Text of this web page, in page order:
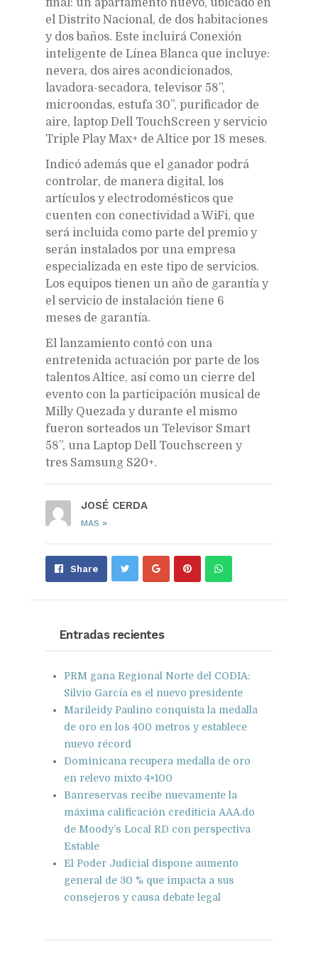
el Distrito Nacional, de dos habitaciones
y dos baños. Este incluirá Conexión
inteligente de Línea Blanca que incluye:
nevera, dos aires acondicionados,
lavadora-secadora, televisor 58”,
microondas, estufa 30”, purificador de
aire, laptop Dell TouchScreen y servicio
Triple Play Max+ de Altice por 18 meses.
Indicó además que el ganador podrá
controlar, de manera digital, los
artículos y electrodomésticos que
cuenten con conectividad a WiFi, que
será incluida como parte del premio y
serán instalados por una empresa
especializada en este tipo de servicios.
Los equipos tienen un año de garantía y
el servicio de instalación tiene 6
meses de garantía.
El lanzamiento contó con una
entretenida actuación por parte de los
talentos Altice, así como un cierre del
evento con la participación musical de
Milly Quezada y durante el mismo
fueron sorteados un Televisor Smart
58”, una Laptop Dell Touchscreen y
tres Samsung S20+.
JOSÉ CERDA
MAS »
Share Share Pin Send
Entradas recientes
PRM gana Regional Norte del CODIA:
Silvio García es el nuevo presidente
Marileidy Paulino conquista la medalla
de oro en los 400 metros y establece
nuevo récord
Dominicana recupera medalla de oro
en relevo mixto 4×100
Banreservas recibe nuevamente la
máxima calificación crediticia AAA.do
de Moody’s Local RD con perspectiva
Estable
El Poder Judicial dispone aumento
general de 30 % que impacta a sus
consejeros y causa debate legal